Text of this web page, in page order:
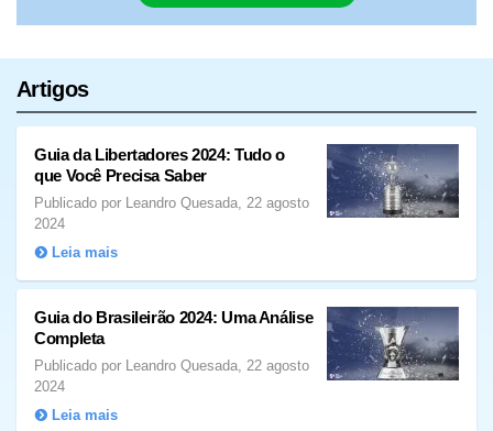
Artigos
Guia da Libertadores 2024: Tudo o
que Você Precisa Saber
Publicado por Leandro Quesada, 22 agosto
2024
Leia mais
Guia do Brasileirão 2024: Uma Análise
Completa
Publicado por Leandro Quesada, 22 agosto
2024
Leia mais